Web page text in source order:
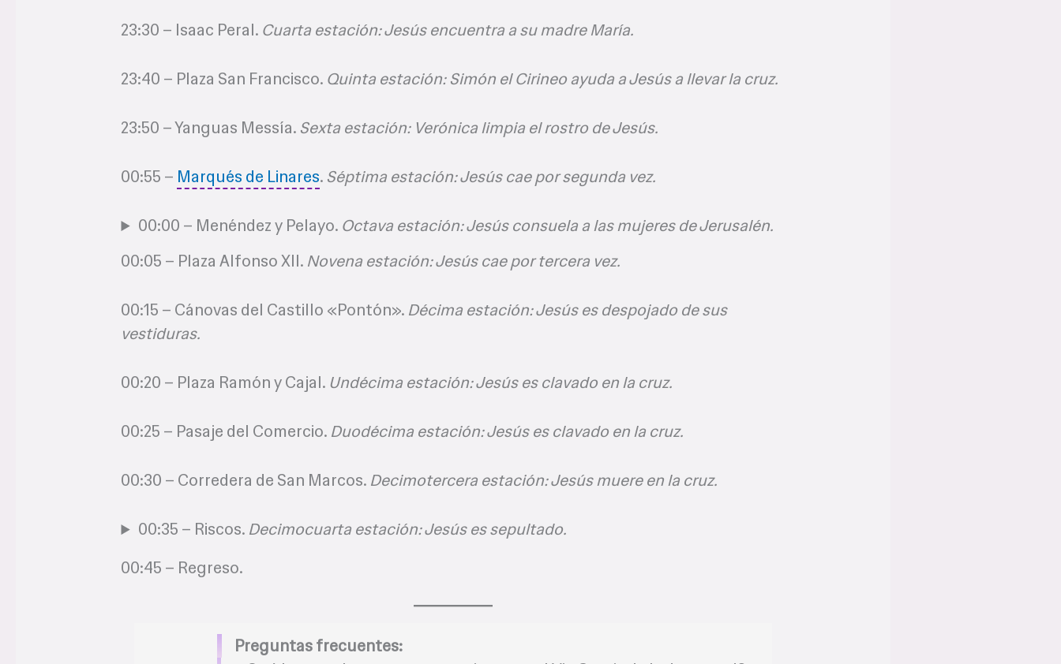
23:30 – Isaac Peral. Cuarta estación: Jesús encuentra a su madre María.
23:40 – Plaza San Francisco. Quinta estación: Simón el Cirineo ayuda a Jesús a llevar la cruz.
23:50 – Yanguas Messía. Sexta estación: Verónica limpia el rostro de Jesús.
00:55 – Marqués de Linares. Séptima estación: Jesús cae por segunda vez.
00:00 – Menéndez y Pelayo. Octava estación: Jesús consuela a las mujeres de Jerusalén.
00:05 – Plaza Alfonso XII. Novena estación: Jesús cae por tercera vez.
00:15 – Cánovas del Castillo «Pontón». Décima estación: Jesús es despojado de sus
vestiduras.
00:20 – Plaza Ramón y Cajal. Undécima estación: Jesús es clavado en la cruz.
00:25 – Pasaje del Comercio. Duodécima estación: Jesús es clavado en la cruz.
00:30 – Corredera de San Marcos. Decimotercera estación: Jesús muere en la cruz.
00:35 – Riscos. Decimocuarta estación: Jesús es sepultado.
00:45 – Regreso.
Preguntas frecuentes: